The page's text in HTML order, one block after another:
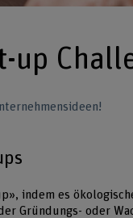
up
indem es
Gründungs- oder